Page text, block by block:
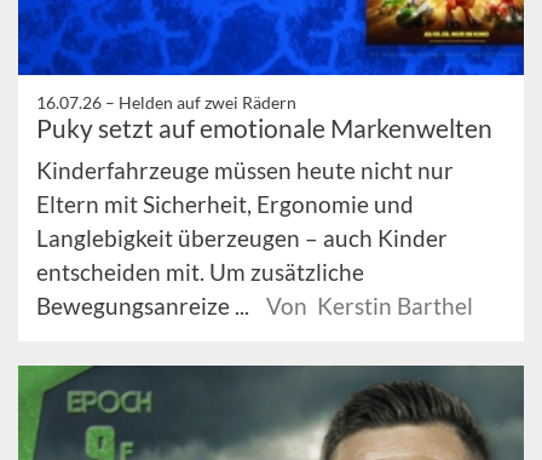
16.07.26 – Helden auf zwei Rädern
Puky setzt auf emotionale Markenwelten
Kinderfahrzeuge müssen heute nicht nur
Eltern mit Sicherheit, Ergonomie und
Langlebigkeit überzeugen – auch Kinder
entscheiden mit. Um zusätzliche
Bewegungsanreize ...
Von Kerstin Barthel